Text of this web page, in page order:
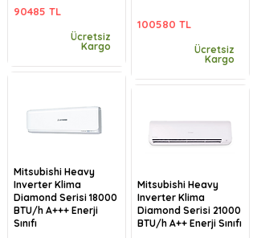
90485 TL
Ücretsiz
Kargo
Mitsubishi Heavy
Inverter Klima
Diamond Serisi 18000
BTU/h A+++ Enerji
Sınıfı
100580 TL
Ücretsiz
Kargo
Mitsubishi Heavy
Inverter Klima
Diamond Serisi 21000
BTU/h A++ Enerji Sınıfı